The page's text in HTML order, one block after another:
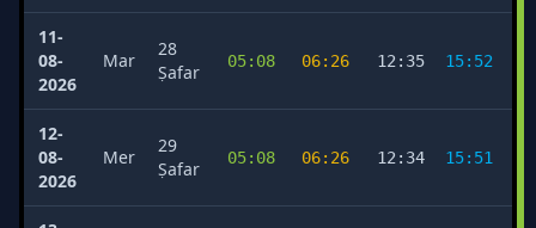
11-
08-
2026
Mar
28
Ṣafar
05:08 06:26 12:35 15:52
12-
08-
2026
Mer
29
Ṣafar
05:08 06:26 12:34 15:51